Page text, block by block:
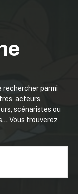
rechercher parmi
acteurs,
scénaristes ou
Vous trouverez